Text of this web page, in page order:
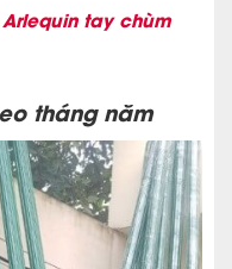
tay chùm
tháng năm